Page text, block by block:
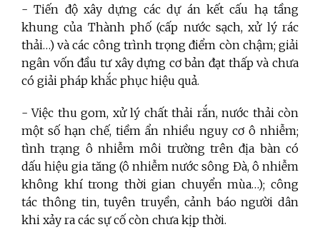
- Tiến độ xây dựng các dự án kết cấu hạ tầng
khung của Thành phố (cấp nước sạch, xử lý rác
thải…) và các công trình trọng điểm còn chậm; giải
ngân vốn đầu tư xây dựng cơ bản đạt thấp và chưa
có giải pháp khắc phục hiệu quả.
- Việc thu gom, xử lý chất thải rắn, nước thải còn
một số hạn chế, tiềm ẩn nhiều nguy cơ ô nhiễm;
tình trạng ô nhiễm môi trường trên địa bàn có
dấu hiệu gia tăng (ô nhiễm nước sông Đà, ô nhiễm
không khí trong thời gian chuyển mùa…); công
tác thông tin, tuyên truyền, cảnh báo người dân
khi xảy ra các sự cố còn chưa kịp thời.